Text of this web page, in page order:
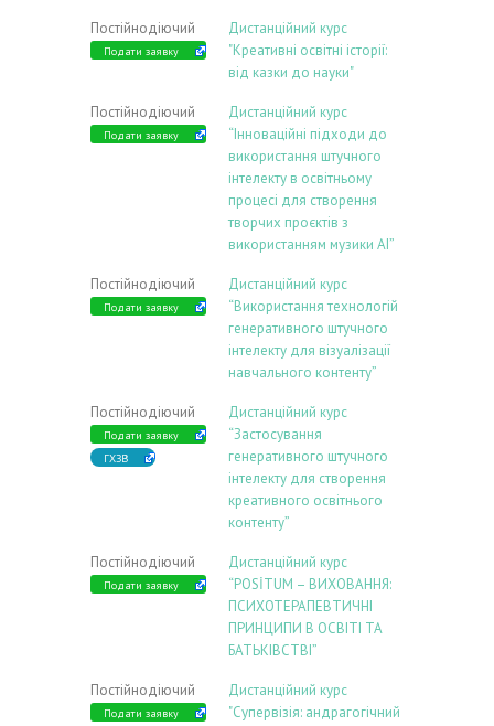
Постійнодіючий
Подати заявку
Дистанційний курс
"Креативні освітні історії:
від казки до науки"
Постійнодіючий
Подати заявку
Дистанційний курс
“Інноваційні підходи до
використання штучного
інтелекту в освітньому
процесі для створення
творчих проєктів з
використанням музики АІ”
Постійнодіючий
Подати заявку
Дистанційний курс
“Використання технологій
генеративного штучного
інтелекту для візуалізації
навчального контенту”
Постійнодіючий
Подати заявку
ГХЗВ
Дистанційний курс
“Застосування
генеративного штучного
інтелекту для створення
креативного освітнього
контенту”
Постійнодіючий
Подати заявку
Дистанційний курс
“POSİTUM – ВИХОВАННЯ:
ПСИХОТЕРАПЕВТИЧНІ
ПРИНЦИПИ В ОСВІТІ ТА
БАТЬКІВСТВІ”
Постійнодіючий
Подати заявку
Дистанційний курс
"Супервізія: андрагогічний